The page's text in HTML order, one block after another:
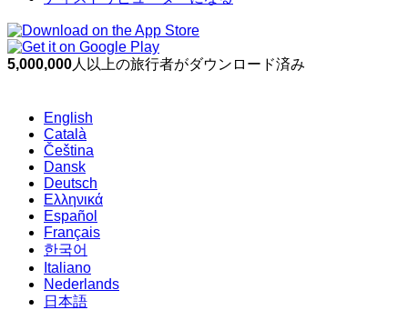
5,000,000人以上の旅行者がダウンロード済み
English
Català
Čeština
Dansk
Deutsch
Ελληνικά
Español
Français
한국어
Italiano
Nederlands
日本語